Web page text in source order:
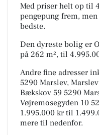
Med priser helt op til
pengepung frem,
bedste.
Den dyreste bolig er
på 262 m², til
Andre fine adresser
5290 Marslev,
Bækskov 59 5290
Vøjremosegyden 10
1.995.000 kr til
mere til nedenfor.